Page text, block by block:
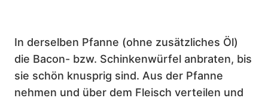
In derselben Pfanne (ohne zusätzliches Öl)
die Bacon- bzw. Schinkenwürfel anbraten, bis
sie schön knusprig sind. Aus der Pfanne
nehmen und über dem Fleisch verteilen und